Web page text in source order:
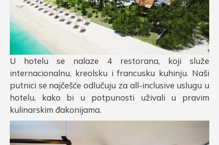
U hotelu se nalaze 4 restorana, koji služe
internacionalnu, kreolsku i francusku kuhinju. Naši
putnici se najčešće odlučuju za all-inclusive uslugu u
hotelu, kako bi u potpunosti uživali u pravim
kulinarskim đakonijama.